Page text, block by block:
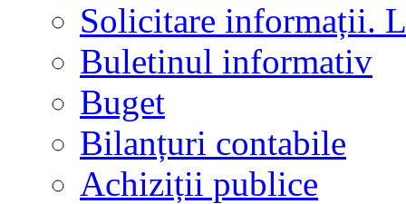
Solicitare informații.
Buletinul informativ
Buget
Bilanțuri contabile
Achiziții publice